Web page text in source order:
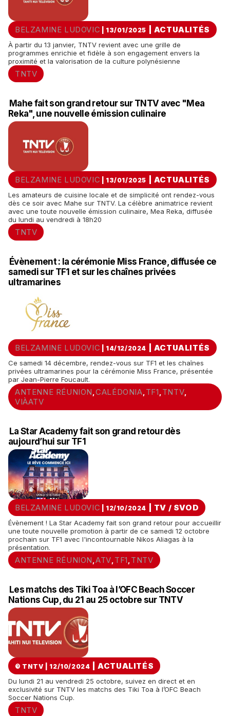
BELZAMINE LUDOVIC | 13/01/2025 ACTUALITÉS
À partir du 13 janvier, TNTV revient avec une grille de
programmes enrichie et fidèle à son engagement envers la
proximité et la valorisation de la culture polynésienne
TNTV
Mahe fait son grand retour sur TNTV avec "Mea
Reka", une nouvelle émission culinaire
BELZAMINE LUDOVIC | 13/01/2025 ACTUALITÉS
Les amateurs de cuisine locale et de simplicité ont rendez-vous
dès ce soir avec Mahe sur TNTV. La célèbre animatrice revient
avec une toute nouvelle émission culinaire, Mea Reka, diffusée
du lundi au vendredi à 18h20
TNTV
Évènement : la cérémonie Miss France, diffusée ce
samedi sur TF1 et sur les chaînes privées
ultramarines
BELZAMINE LUDOVIC | 14/12/2024 ACTUALITÉS
Ce samedi 14 décembre, rendez-vous sur TF1 et les chaînes
privées ultramarines pour la cérémonie Miss France, présentée
par Jean-Pierre Foucault.
ANTENNE RÉUNION ,CALÉDONIA, TF1 , TNTV,
VIÀATV
La Star Academy fait son grand retour dès
aujourd’hui sur TF1
BELZAMINE LUDOVIC | 12/10/2024 TV / SVOD
Évènement ! La Star Academy fait son grand retour pour accueillir
une toute nouvelle promotion à partir de ce samedi 12 octobre
prochain sur TF1 avec l'incontournable Nikos Aliagas à la
présentation.
ANTENNE RÉUNION ,ATV, TF1 , TNTV
Les matchs des Tiki Toa à l’OFC Beach Soccer
Nations Cup, du 21 au 25 octobre sur TNTV
© TNTV | 12/10/2024 |ACTUALITÉS
Du lundi 21 au vendredi 25 octobre, suivez en direct et en
exclusivité sur TNTV les matchs des Tiki Toa à l’OFC Beach
Soccer Nations Cup.
TNTV